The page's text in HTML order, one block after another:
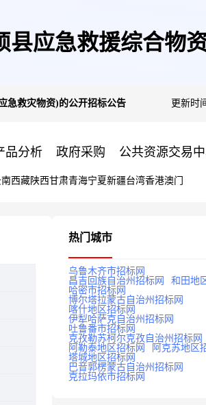
应急救援综合物
急救灾物资)的公开招标公告 更新时
品分析 政府采购 公共资源交易
西藏陕西甘肃青海宁夏新疆台湾香港澳门
热门城市
乌鲁木齐市招标网
昌吉回族自治州招标网
和田地
哈密市招标网
博尔塔拉蒙古自治州招标网
喀什地区招标网
伊犁哈萨克自治州招标网
吐鲁番市招标网
克孜勒苏柯尔克孜自治州招标网
阿勒泰地区招标网
阿克苏地区
塔城地区招标网
巴音郭楞蒙古自治州招标网
克拉玛依市招标网